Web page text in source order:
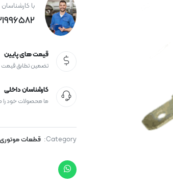
با
قیمت های پایین
تضمین تطابق قیمت
کارشناسان داخلی
ما محصولات خود
Category: قطعات موتوری